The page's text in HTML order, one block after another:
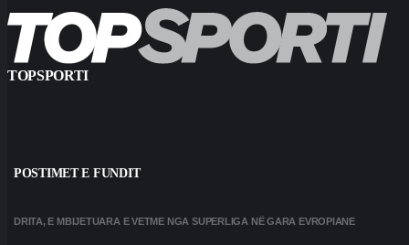
TOPSPORTI
POSTIMET E FUNDIT
DRITA, E MBIJETUARA E VETME NGA SUPERLIGA NË GARA EVROPIANE